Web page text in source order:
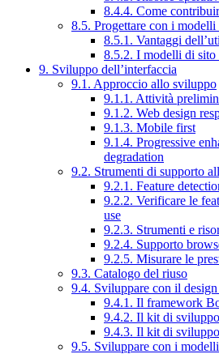
8.4.4. Come
8.5. Progettare con i
8.5.1. Vantaggi
8.5.2. I modelli di
9. Sviluppo dell’interfaccia
9.1. Approccio allo sviluppo
9.1.1. Attività
9.1.2. Web design
9.1.3. Mobile first
9.1.4. Progressive
degradation
9.2. Strumenti di supporto
9.2.1. Feature
9.2.2. Verificare le
use
9.2.3. Strumenti e
9.2.4. Supporto
9.2.5. Misurare le
9.3. Catalogo del riuso
9.4. Sviluppare con il
9.4.1. Il framework
9.4.2. Il kit di
9.4.3. Il kit di
9.5. Sviluppare con i